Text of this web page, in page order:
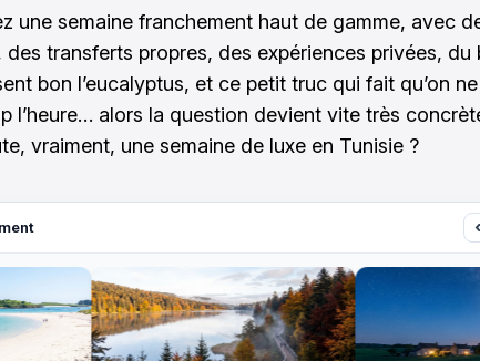
une semaine franchement haut de gamme, avec
des transferts propres, des expériences privées, du
bon l’eucalyptus, et ce petit truc qui fait qu’on ne
l’heure… alors la question devient vite très
vraiment, une semaine de luxe en Tunisie ?
‹